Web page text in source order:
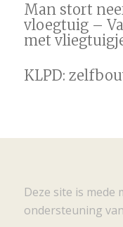
Man stort
vloegtuig –
met
KLPD:
Deze site is mede
ondersteuning